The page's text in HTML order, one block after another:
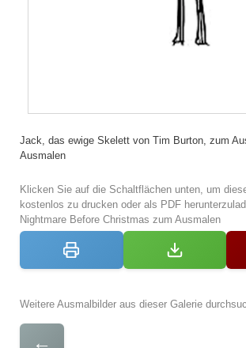
Jack, das ewige Skelett von Tim Burton, zum
Ausmalen
Klicken Sie auf die Schaltflächen unten, um
kostenlos zu drucken oder als PDF
Nightmare Before Christmas zum Ausmalen
Weitere Ausmalbilder aus dieser Galerie
←